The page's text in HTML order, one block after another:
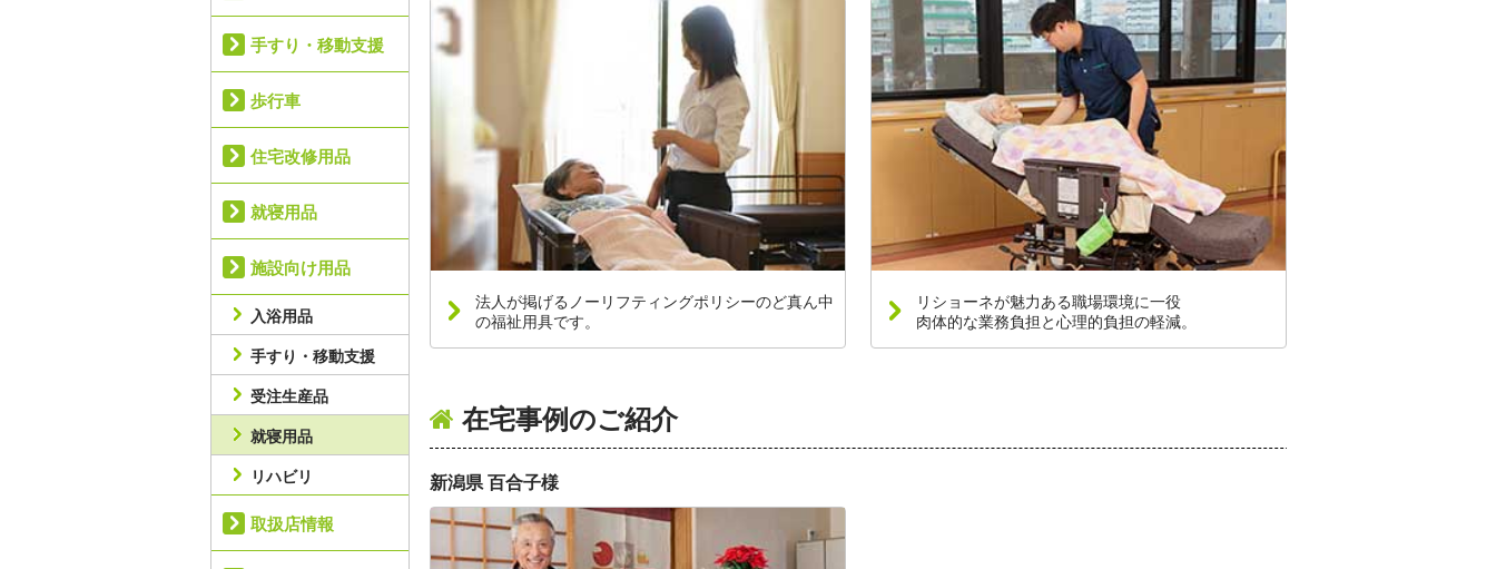
法人が掲げるノーリフティングポリシーのど真ん中
の福祉用具です。
リショーネが魅力ある職場環境に一役
肉体的な業務負担と心理的負担の軽減。
在宅事例のご紹介
新潟県 百合子様
手すり・移動支援
歩行車
住宅改修用品
就寝用品
施設向け用品
入浴用品
手すり・移動支援
受注生産品
就寝用品
リハビリ
取扱店情報